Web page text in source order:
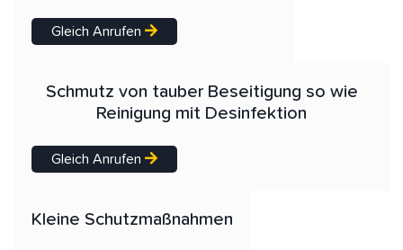
Gleich Anrufen
Schmutz von tauber Beseitigung so wie
Reinigung mit Desinfektion
Gleich Anrufen
Kleine Schutzmaßnahmen